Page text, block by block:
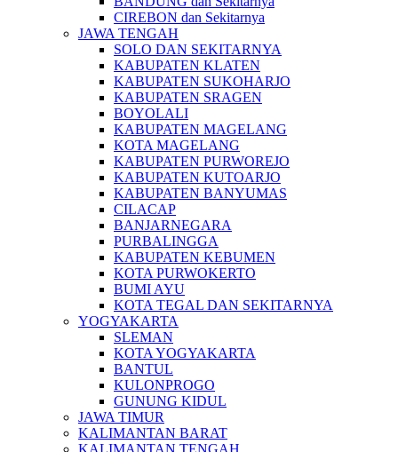
CIREBON dan Sekitarnya
JAWA TENGAH
SOLO DAN SEKITARNYA
KABUPATEN KLATEN
KABUPATEN SUKOHARJO
KABUPATEN SRAGEN
BOYOLALI
KABUPATEN MAGELANG
KOTA MAGELANG
KABUPATEN PURWOREJO
KABUPATEN KUTOARJO
KABUPATEN BANYUMAS
CILACAP
BANJARNEGARA
PURBALINGGA
KABUPATEN KEBUMEN
KOTA PURWOKERTO
BUMI AYU
KOTA TEGAL DAN SEKITARNYA
YOGYAKARTA
SLEMAN
KOTA YOGYAKARTA
BANTUL
KULONPROGO
GUNUNG KIDUL
JAWA TIMUR
KALIMANTAN BARAT
KALIMANTAN TENGAH